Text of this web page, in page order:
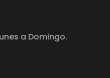
a Domingo.